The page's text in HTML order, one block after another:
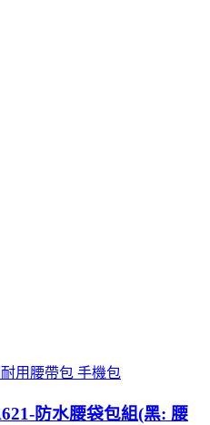
用腰帶包 手機包
防水腰袋包組(黑: 腰